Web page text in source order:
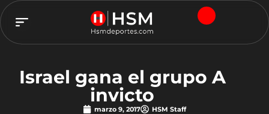
Israel gana el grupo A
invicto
marzo 9, 2017 HSM Staff